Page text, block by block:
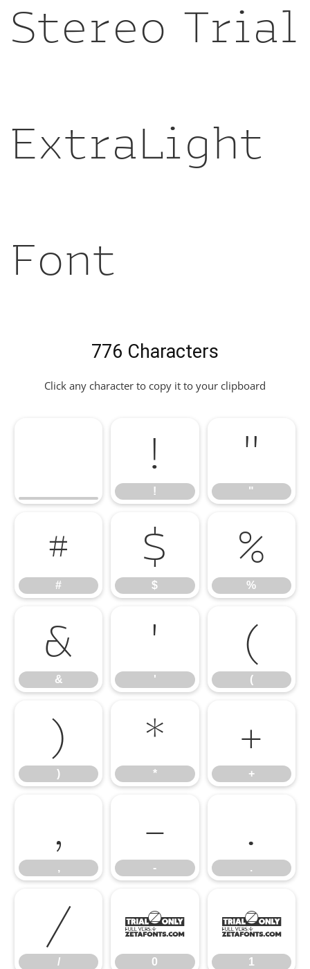
Stereo Trial
ExtraLight
Font
776 Characters
Click any character to copy it to your clipboard
!
!
"
"
#
#
$
$
%
%
&
&
'
'
(
(
)
)
*
*
+
+
,
,
-
-
.
.
/
/
0
0
1
1